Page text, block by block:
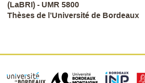
(LaBRI) - UMR 5800
Thèses de l’Université de Bordeaux